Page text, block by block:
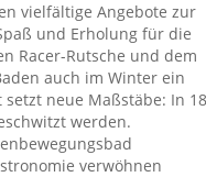
vielfältige Angebote zur
und Erholung für die
Racer-Rutsche und dem
auch im Winter ein
setzt neue Maßstäbe: In 18
werden.
verwöhnen